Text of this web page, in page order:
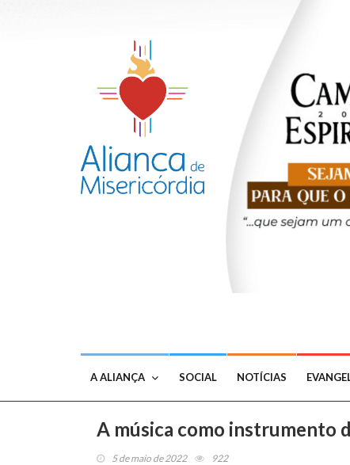
A ALIANÇA SOCIAL NOTÍCIAS
A música como instrumento
5 de maio de 2022 922